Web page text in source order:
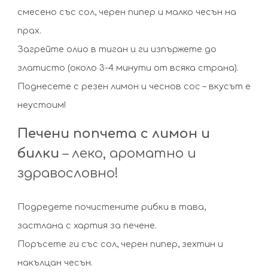
смесено със сол, черен пипер и малко чесън на
прах.
Загрейте олио в тиган и ги изпържете до
златисто (около 3-4 минути от всяка страна).
Поднесете с резен лимон и чеснов сос – вкусът е
неустоим!
Печени попчета с лимон и
билки – леко, ароматно и
здравословно!
Подредете почистените рибки в тава,
застлана с хартия за печене.
Поръсете ги със сол, черен пипер, зехтин и
накълцан чесън.